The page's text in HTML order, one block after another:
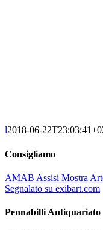
l2018-06-
Consigliamo
AMAB Assisi Mostra
Segnalato su exibart.com
Pennabilli Antiquariato